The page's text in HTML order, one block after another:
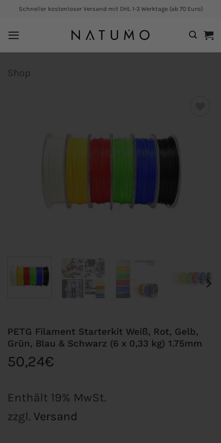
springen
Schneller kostenloser Versand mit DHL 1-3 Werktage (ab 70 Euro)
Shop
PETG Filament Starterkit Weiß, Rot, Gelb,
Grün, Blau & Schwarz (6 x 0,33 kg) 1.75mm
50,24€
Enthält 19% MwSt.
zzgl. Versand